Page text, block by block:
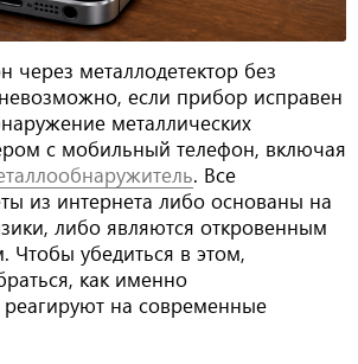
через металлодетектор без
если прибор исправен
металлических
с мобильный телефон, включая
. Все
из интернета либо основаны на
либо являются откровенным
Чтобы убедиться в этом,
как именно
реагируют на современные